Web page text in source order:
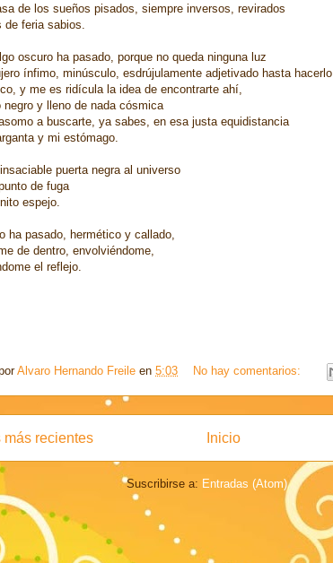
de los sueños pisados, siempre inversos, revirados
de feria sabios.
oscuro ha pasado, porque no queda ninguna luz
ínfimo, minúsculo, esdrújulamente adjetivado hasta hacerlo
y me es ridícula la idea de encontrarte ahí,
negro y lleno de nada cósmica
a buscarte, ya sabes, en esa justa equidistancia
y mi estómago.
puerta negra al universo
de fuga
espejo.
ha pasado, hermético y callado,
de dentro, envolviéndome,
el reflejo.
Alvaro Hernando Freile en 5:03 No hay comentarios:
más recientes Inicio
Suscribirse a: Entradas (Atom)